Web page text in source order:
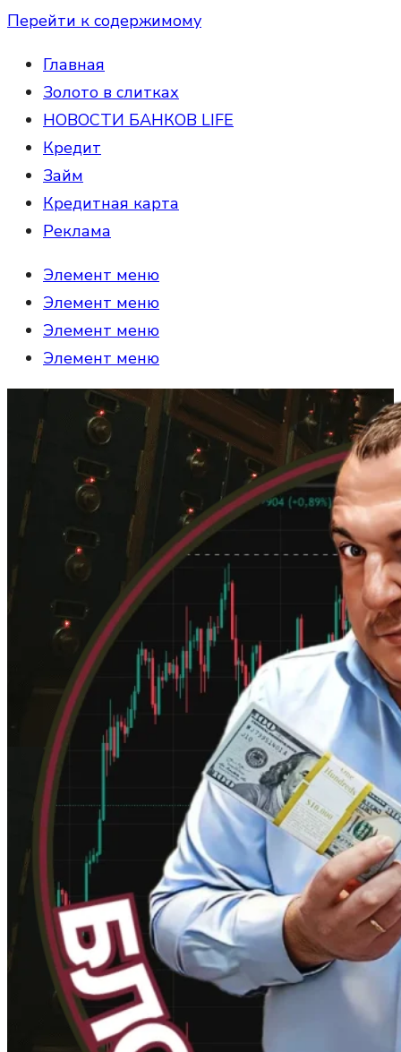
Перейти к содержимому
Главная
Золото в слитках
НОВОСТИ БАНКОВ LIFE
Кредит
Займ
Кредитная карта
Реклама
Элемент меню
Элемент меню
Элемент меню
Элемент меню